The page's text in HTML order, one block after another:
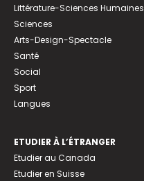
Littérature-Sciences Humaines
Sciences
Arts-Design-Spectacle
Santé
Social
Sport
Langues
ETUDIER À L’ÉTRANGER
Etudier au Canada
Etudier en Suisse